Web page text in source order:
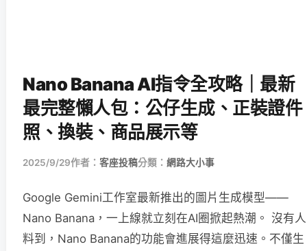
Nano Banana AI指令全攻略｜最新
最完整懶人包：公仔生成、正裝證件
照、換裝、商品展示等
2025/9/29作者： 客座投稿分類： 網路大小事
Google Gemini工作室最新推出的圖片生成模型——
Nano Banana，一上線就立刻在AI圈掀起熱潮。 沒有人
料到，Nano Banana的功能會進展得這麼迅速。不僅生